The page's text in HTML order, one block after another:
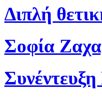
Διπλή
Σοφία